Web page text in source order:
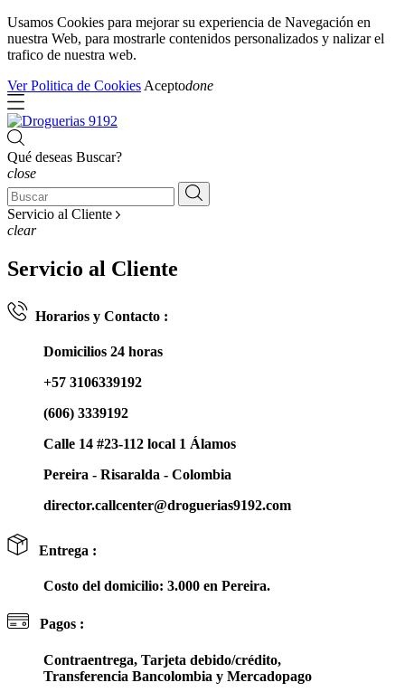
Usamos Cookies para mejorar su experiencia de Navegación en
nuestra Web, para mostrarle contenidos personalizados y nalizar el
trafico de nuestra web.
Ver Politica de Cookies Aceptodone
Qué deseas Buscar?
close
Servicio al Cliente
clear
Servicio al Cliente
Horarios y Contacto :
Domicilios 24 horas
+57 3106339192
(606) 3339192
Calle 14 #23-112 local 1 Álamos
Pereira - Risaralda - Colombia
director.callcenter@droguerias9192.com
Entrega :
Costo del domicilio: 3.000 en Pereira.
Pagos :
Contraentrega, Tarjeta debido/crédito,
Transferencia Bancolombia y Mercadopago